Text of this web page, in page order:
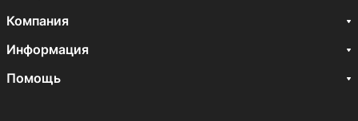
Компания
Информация
Помощь